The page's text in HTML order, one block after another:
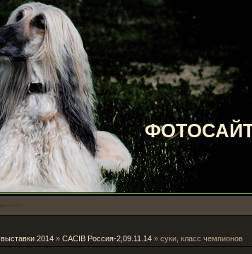
ФОТОСАЙТ
выставки 2014» CACIB Россия-2,09.11.14» суки, класс чемпионов